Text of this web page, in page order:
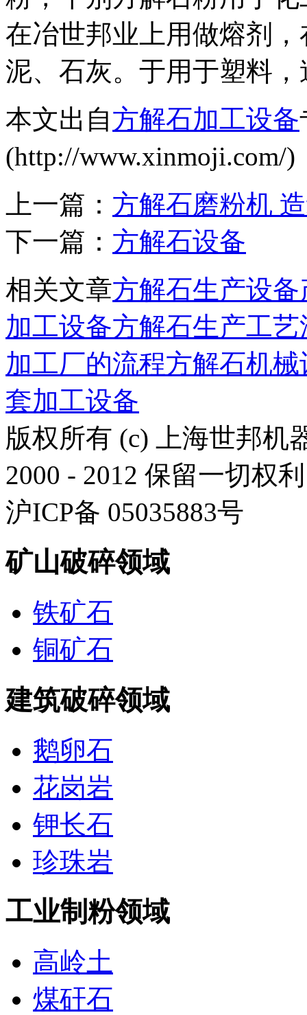
在冶世邦业上用做熔剂
泥、石灰。于用于塑料
本文出自方解石加工设备
(http://www.xinmoji.com/
上一篇： 方解石磨粉机
下一篇： 方解石设备
相关文章方解石生产设备
加工设备方解石生产工艺
加工厂的流程方解石机械
套加工设备
版权所有 (c) 上海世邦机
2000 - 2012 保留一切权利
沪ICP备 05035883号
矿山破碎领域
铁矿石
铜矿石
建筑破碎领域
鹅卵石
花岗岩
钾长石
珍珠岩
工业制粉领域
高岭土
煤矸石